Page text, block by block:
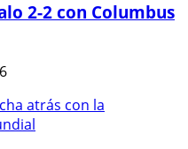
2-2 con Columbus